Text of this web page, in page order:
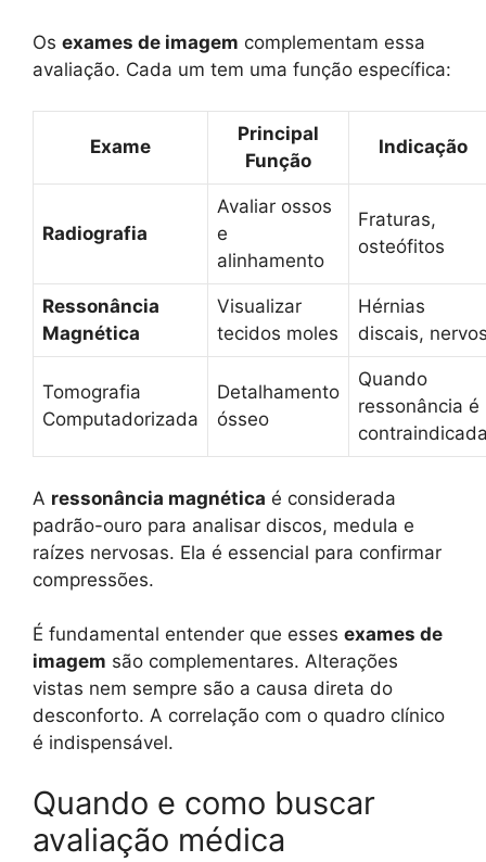
Os exames de imagem complementam essa
avaliação. Cada um tem uma função específica:
Exame
Principal
Função
Indicação
Radiografia
Avaliar ossos
e
alinhamento
Fraturas,
osteófitos
Ressonância
Magnética
Visualizar
tecidos moles
Hérnias
discais,
Tomografia
Computadorizada
Detalhamento
ósseo
Quando
ressonância é
A ressonância magnética é considerada
padrão-ouro para analisar discos, medula e
raízes nervosas. Ela é essencial para confirmar
compressões.
É fundamental entender que esses exames de
imagem são complementares. Alterações
vistas nem sempre são a causa direta do
desconforto. A correlação com o quadro clínico
é indispensável.
Quando e como buscar
avaliação médica